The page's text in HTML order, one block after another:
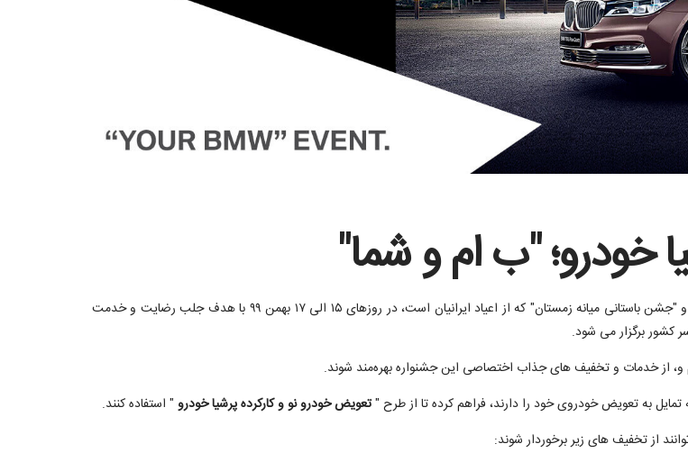
خودرو؛ "ب ام و شما"
جشنواره سراسری فروش زمستانی پرشیا خودرو؛ با نام " ب ام و شما " همزمان با "روز زن" و "جشن باستانی میانه زمستان" که از اعیاد ایرانیان است، در روزهای ۱۵ الی ۱۷ بهمن ۹۹ با هدف جلب رضایت و خدمت
کشور برگزار می شود.
از خدمات و تخفیف های جذاب اختصاصی این جشنواره بهره‌مند شوند.
به تعویض خودروی خود را دارند، فراهم کرده تا از طرح "تعویض خودرو نو و کارکرده پرشیا خودرو " استفاده کنند.
از تخفیف های زیر برخوردار شوند: